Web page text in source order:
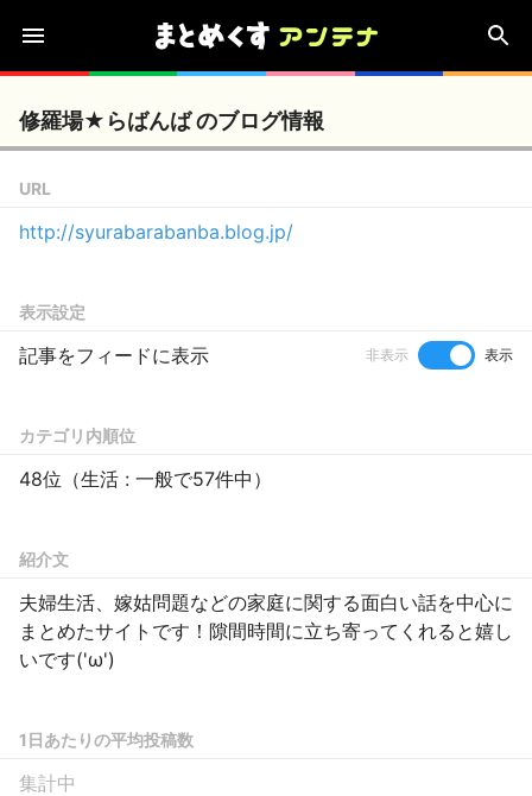
修羅場★らばんば のブログ情報
URL
http://syurabarabanba.blog.jp/
表示設定
記事をフィードに表示 非表示 表示
カテゴリ内順位
48位（生活 : 一般で57件中）
紹介文
夫婦生活、嫁姑問題などの家庭に関する面白い話を中心に
まとめたサイトです！隙間時間に立ち寄ってくれると嬉し
いです('ω')
1日あたりの平均投稿数
集計中